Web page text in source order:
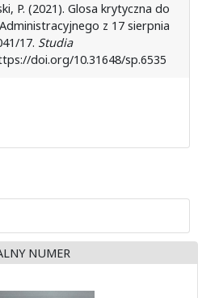
P. (2021). Glosa krytyczna do
z 17 sierpnia
17. Studia
doi.org/10.31648/sp.6535
NUMER